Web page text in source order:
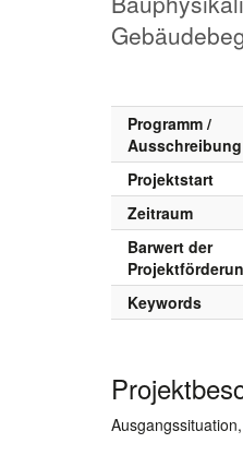
Programm /
Ausschreibung
Projektstart
Zeitraum
Barwert der
Keywords